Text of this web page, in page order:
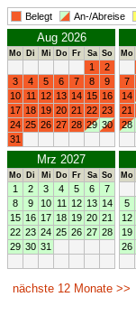
Belegt An-/Abreise
Aug 2026
Mo Di Mi Do Fr Sa So
1
2
3
4 5 6 7 8
9
10 11 12 13 14 15 16
17 18 19 20 21 22 23
24 25 26 27 28 29 30
31
Mo
7
14
21
28
Mrz 2027
Mo Di Mi Do Fr Sa So
1 2 3 4 5 6
7
8
9 10 11 12 13 14
15 16 17 18 19 20 21
22 23 24 25 26 27 28
29 30 31
Mo
5
12
19
26
nächste 12 Monate >>